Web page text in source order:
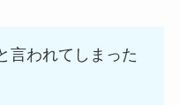
言われてしまった